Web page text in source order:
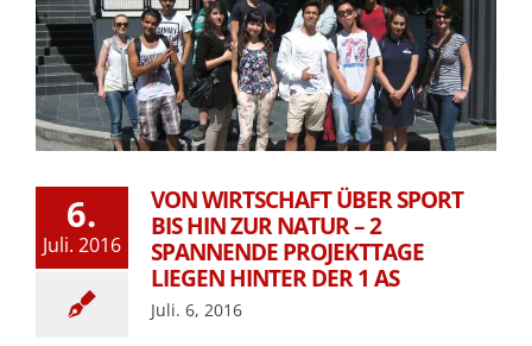
6.
Juli. 2016
VON WIRTSCHAFT ÜBER SPORT
BIS HIN ZUR NATUR – 2
SPANNENDE PROJEKTTAGE
LIEGEN HINTER DER 1 AS
Juli. 6, 2016